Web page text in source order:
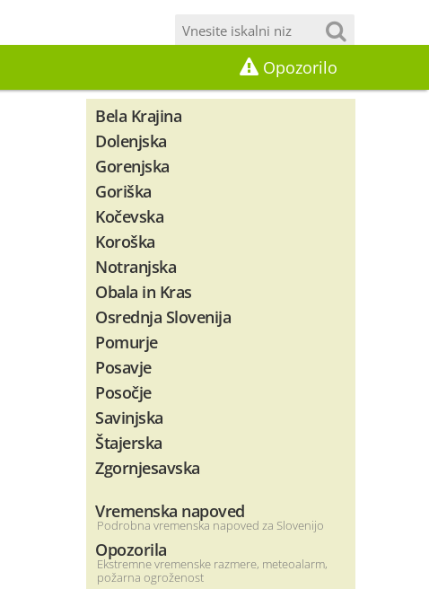
Opozorilo
Bela Krajina
Dolenjska
Gorenjska
Goriška
Kočevska
Koroška
Notranjska
Obala in Kras
Osrednja Slovenija
Pomurje
Posavje
Posočje
Savinjska
Štajerska
Zgornjesavska
Vremenska napoved
Podrobna vremenska napoved za Slovenijo
Opozorila
Ekstremne vremenske razmere, meteoalarm,
požarna ogroženost